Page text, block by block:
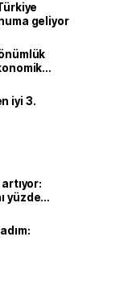
geliyor
iyi 3.
yüzde